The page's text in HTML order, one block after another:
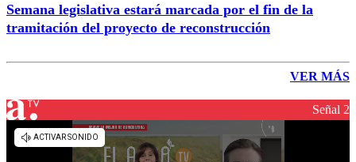
Semana legislativa estará marcada por el fin de la
tramitación del proyecto de reconstrucción
VER MÁS
Señal 2